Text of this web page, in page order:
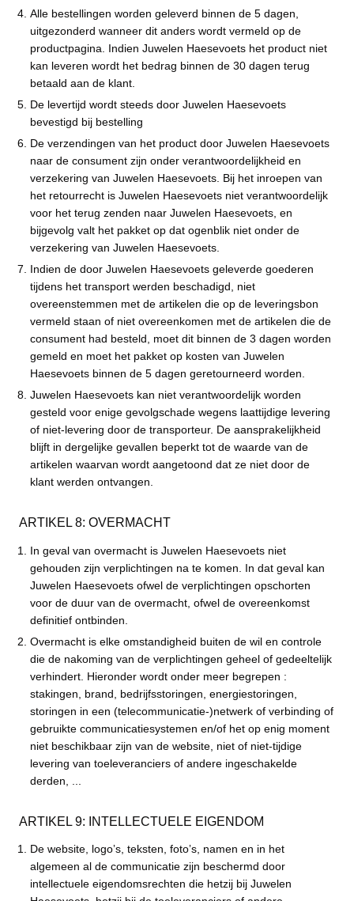
Alle bestellingen worden geleverd binnen de 5 dagen,
uitgezonderd wanneer dit anders wordt vermeld op de
productpagina. Indien Juwelen Haesevoets het product niet
kan leveren wordt het bedrag binnen de 30 dagen terug
betaald aan de klant.
De levertijd wordt steeds door Juwelen Haesevoets
bevestigd bij bestelling
De verzendingen van het product door Juwelen Haesevoets
naar de consument zijn onder verantwoordelijkheid en
verzekering van Juwelen Haesevoets. Bij het inroepen van
het retourrecht is Juwelen Haesevoets niet verantwoordelijk
voor het terug zenden naar Juwelen Haesevoets, en
bijgevolg valt het pakket op dat ogenblik niet onder de
verzekering van Juwelen Haesevoets.
Indien de door Juwelen Haesevoets geleverde goederen
tijdens het transport werden beschadigd, niet
overeenstemmen met de artikelen die op de leveringsbon
vermeld staan of niet overeenkomen met de artikelen die de
consument had besteld, moet dit binnen de 3 dagen worden
gemeld en moet het pakket op kosten van Juwelen
Haesevoets binnen de 5 dagen geretourneerd worden.
Juwelen Haesevoets kan niet verantwoordelijk worden
gesteld voor enige gevolgschade wegens laattijdige levering
of niet-levering door de transporteur. De aansprakelijkheid
blijft in dergelijke gevallen beperkt tot de waarde van de
artikelen waarvan wordt aangetoond dat ze niet door de
klant werden ontvangen.
ARTIKEL 8: OVERMACHT
In geval van overmacht is Juwelen Haesevoets niet
gehouden zijn verplichtingen na te komen. In dat geval kan
Juwelen Haesevoets ofwel de verplichtingen opschorten
voor de duur van de overmacht, ofwel de overeenkomst
definitief ontbinden.
Overmacht is elke omstandigheid buiten de wil en controle
die de nakoming van de verplichtingen geheel of gedeeltelijk
verhindert. Hieronder wordt onder meer begrepen :
stakingen, brand, bedrijfsstoringen, energiestoringen,
storingen in een (telecommunicatie-)netwerk of verbinding of
gebruikte communicatiesystemen en/of het op enig moment
niet beschikbaar zijn van de website, niet of niet-tijdige
levering van toeleveranciers of andere ingeschakelde
derden, ...
ARTIKEL 9: INTELLECTUELE EIGENDOM
De website, logoʼs, teksten, fotoʼs, namen en in het
algemeen al de communicatie zijn beschermd door
intellectuele eigendomsrechten die hetzij bij Juwelen